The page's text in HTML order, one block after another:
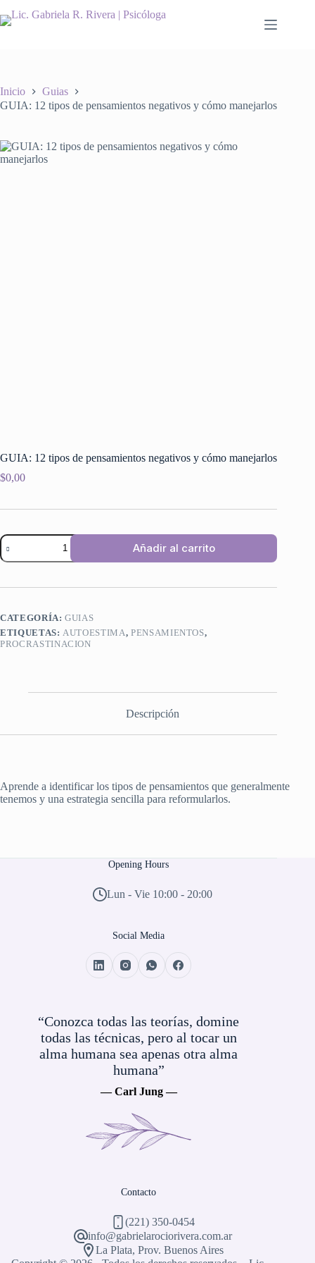
al
Inicio
Guias
GUIA: 12 tipos de pensamientos negativos y cómo manejarlos
GUIA: 12 tipos de pensamientos negativos y cómo manejarlos
$0,00
GUIA:
12
tipos
pensamientos
cómo
manejarlos
cantidad
Añadir al carrito
CATEGORÍA:GUIAS
ETIQUETAS: AUTOESTIMA, PENSAMIENTOS,
PROCRASTINACION
Descripción
Aprende a identificar los tipos de pensamientos que generalmente
tenemos y una estrategia sencilla para reformularlos.
Opening Hours
Lun - Vie 10:00 - 20:00
Social Media
“Conozca todas las teorías, domine
todas las técnicas, pero al tocar un
alma humana sea apenas otra alma
humana”
— Carl Jung —
Contacto
(221) 350-0454
info@gabrielarociorivera.com.ar
La Plata, Prov. Buenos Aires